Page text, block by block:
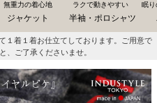
無重力の着心地
ジャケット
ラクで動きやすい
半袖・ポロシャツ
眠り
１着１着お仕立てしております。ご用意で
、ご了承くださいませ。